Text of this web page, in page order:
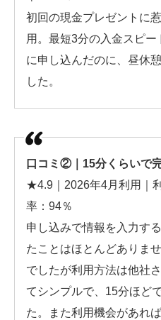
初回の現金プレゼントに
用。最短3分の入金スピ
に申し込んだのに、昼休
した。
口コミ②｜15分くらいで
★4.9｜2026年4月利用｜
率：94％
申し込みで情報を入力す
たことはほとんどありま
でしたが利用方法は他社
てシンプルで、15分ほど
た。また利用機会があれ